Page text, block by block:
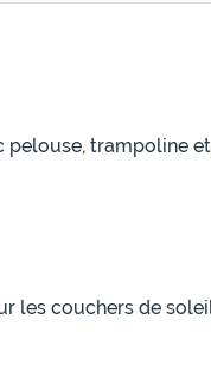
pelouse, trampoline
les couchers de